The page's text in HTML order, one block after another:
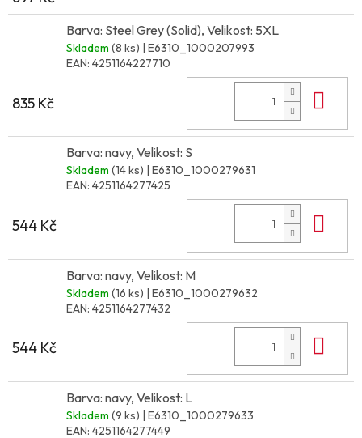
Barva: Steel Grey (Solid), Velikost: 5XL
Skladem (8 ks) | E6310_1000207993
EAN: 4251164227710
835 Kč
Barva: navy, Velikost: S
Skladem (14 ks) | E6310_1000279631
EAN: 4251164277425
544 Kč
Barva: navy, Velikost: M
Skladem (16 ks) | E6310_1000279632
EAN: 4251164277432
544 Kč
Barva: navy, Velikost: L
Skladem (9 ks) | E6310_1000279633
EAN: 4251164277449